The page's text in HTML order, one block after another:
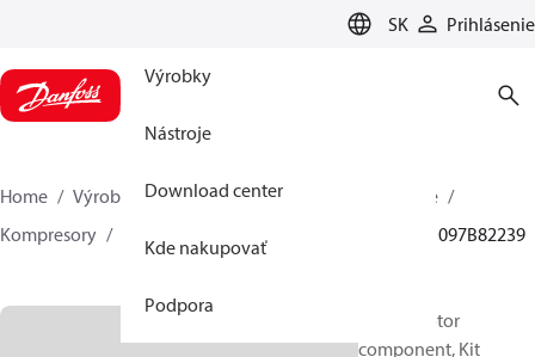
SK Prihlásenie
Výrobky
Nástroje
Download center
Kde nakupovať
Podpora
Home Výrobky
Climate Solutions pre vykurovanie
Kompresory
BOCK náhradné diely a príslušenstvo 097B82239
BOCK, Motor
component, Kit